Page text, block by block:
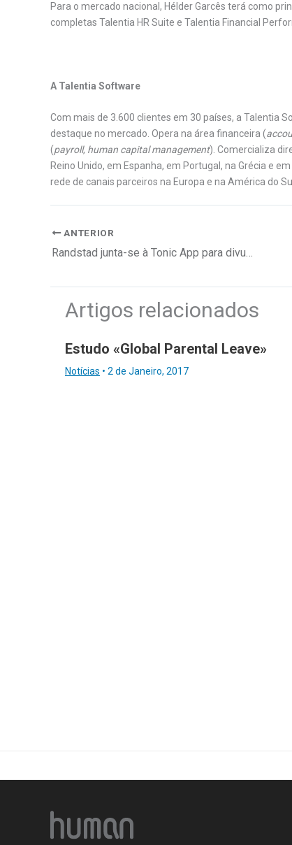
Para o mercado nacional, Hélder Garcês terá como
completas Talentia HR Suite e Talentia Financial
A Talentia Software
Com mais de 3.600 clientes em 30 países, a Talentia
destaque no mercado. Opera na área financeira (
(payroll, human capital management). Comercializa
Reino Unido, em Espanha, em Portugal, na Grécia e
rede de canais parceiros na Europa e na América do
ANTERIOR
Randstad junta-se à Tonic App para divulgar ofertas na área da saúde
Artigos relacionados
Estudo «Global Parental Leave»
Notícias • 2 de Janeiro, 2017